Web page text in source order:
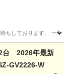
ちしております。 一
台 2026年最新
GV2226-W